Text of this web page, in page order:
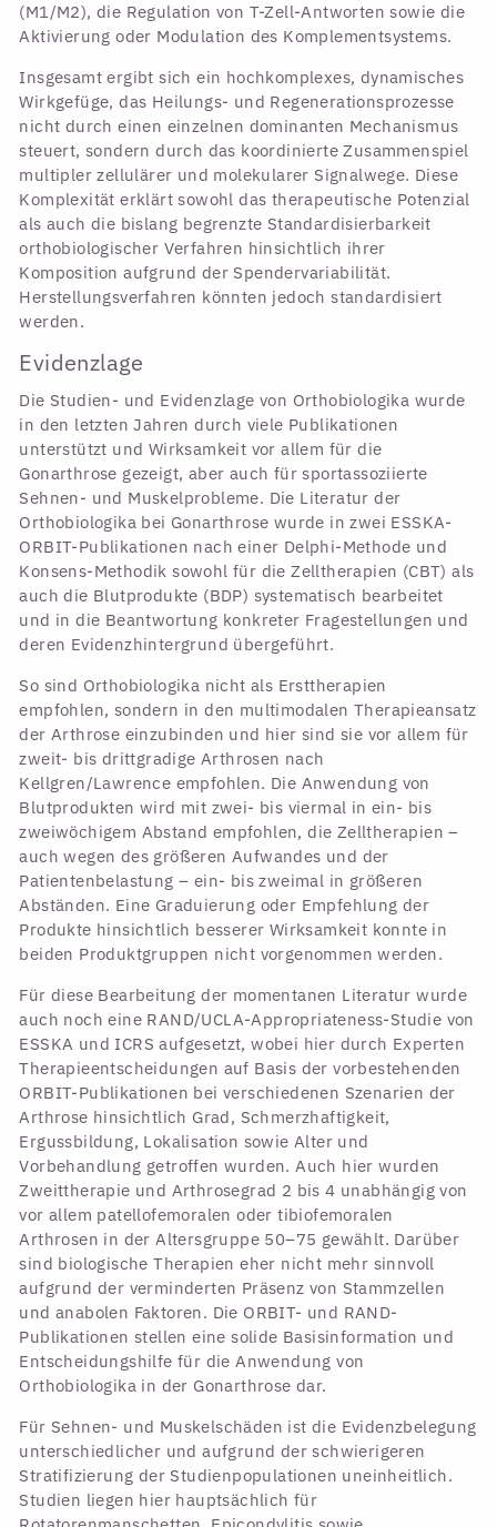
(M1/M2), die Regulation von T-Zell-Antworten sowie die
Aktivierung oder Modulation des Komplementsystems.
Insgesamt ergibt sich ein hochkomplexes, dynamisches
Wirkgefüge, das Heilungs- und Regenerationsprozesse
nicht durch einen einzelnen dominanten Mechanismus
steuert, sondern durch das koordinierte Zusammenspiel
multipler zellulärer und molekularer Signalwege. Diese
Komplexität erklärt sowohl das therapeutische Potenzial
als auch die bislang begrenzte Standardisierbarkeit
orthobiologischer Verfahren hinsichtlich ihrer
Komposition aufgrund der Spendervariabilität.
Herstellungsverfahren könnten jedoch standardisiert
werden.
Evidenzlage
Die Studien- und Evidenzlage von Orthobiologika wurde
in den letzten Jahren durch viele Publikationen
unterstützt und Wirksamkeit vor allem für die
Gonarthrose gezeigt, aber auch für sportassoziierte
Sehnen- und Muskelprobleme. Die Literatur der
Orthobiologika bei Gonarthrose wurde in zwei ESSKA-
ORBIT-Publikationen nach einer Delphi-Methode und
Konsens-Methodik sowohl für die Zelltherapien (CBT) als
auch die Blutprodukte (BDP) systematisch bearbeitet
und in die Beantwortung konkreter Fragestellungen und
deren Evidenzhintergrund übergeführt.
So sind Orthobiologika nicht als Ersttherapien
empfohlen, sondern in den multimodalen Therapieansatz
der Arthrose einzubinden und hier sind sie vor allem für
zweit- bis drittgradige Arthrosen nach
Kellgren/Lawrence empfohlen. Die Anwendung von
Blutprodukten wird mit zwei- bis viermal in ein- bis
zweiwöchigem Abstand empfohlen, die Zelltherapien –
auch wegen des größeren Aufwandes und der
Patientenbelastung – ein- bis zweimal in größeren
Abständen. Eine Graduierung oder Empfehlung der
Produkte hinsichtlich besserer Wirksamkeit konnte in
beiden Produktgruppen nicht vorgenommen werden.
Für diese Bearbeitung der momentanen Literatur wurde
auch noch eine RAND/UCLA-Appropriateness-Studie von
ESSKA und ICRS aufgesetzt, wobei hier durch Experten
Therapieentscheidungen auf Basis der vorbestehenden
ORBIT-Publikationen bei verschiedenen Szenarien der
Arthrose hinsichtlich Grad, Schmerzhaftigkeit,
Ergussbildung, Lokalisation sowie Alter und
Vorbehandlung getroffen wurden. Auch hier wurden
Zweittherapie und Arthrosegrad 2 bis 4 unabhängig von
vor allem patellofemoralen oder tibiofemoralen
Arthrosen in der Altersgruppe 50–75 gewählt. Darüber
sind biologische Therapien eher nicht mehr sinnvoll
aufgrund der verminderten Präsenz von Stammzellen
und anabolen Faktoren. Die ORBIT- und RAND-
Publikationen stellen eine solide Basisinformation und
Entscheidungshilfe für die Anwendung von
Orthobiologika in der Gonarthrose dar.
Für Sehnen- und Muskelschäden ist die Evidenzbelegung
unterschiedlicher und aufgrund der schwierigeren
Stratifizierung der Studienpopulationen uneinheitlich.
Studien liegen hier hauptsächlich für